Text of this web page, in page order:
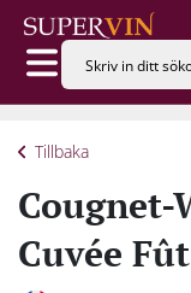
Tillbaka
Cougnet-
Cuvée